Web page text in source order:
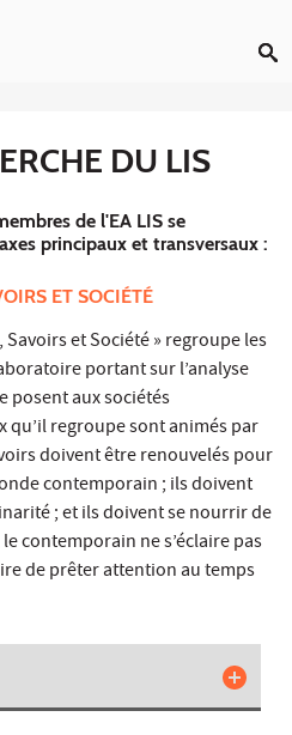
DU LIS
de l'EA LIS se
principaux et transversaux :
ET SOCIÉTÉ
Savoirs et Société » regroupe les
portant sur l’analyse
posent aux sociétés
qu’il regroupe sont animés par
doivent être renouvelés pour
contemporain ; ils doivent
; et ils doivent se nourrir de
contemporain ne s’éclaire pas
de prêter attention au temps